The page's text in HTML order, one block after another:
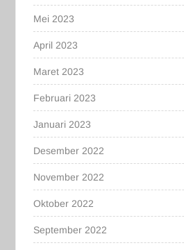
Mei 2023
April 2023
Maret 2023
Februari 2023
Januari 2023
Desember 2022
November 2022
Oktober 2022
September 2022